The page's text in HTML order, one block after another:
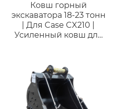
Ковш горный
экскаватора 18-23 тонн
| Для Case CX210 |
Усиленный ковш для